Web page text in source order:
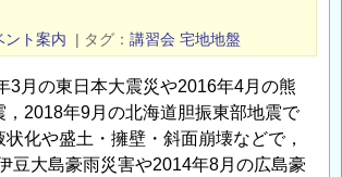
ント案内 | タグ 講習会 宅地地盤
3月の東日本大震災や2016年4月の熊
，2018年9月の北海道胆振東部地震で
状化や盛土・擁壁・斜面崩壊などで，
豆大島豪雨災害や2014年8月の広島豪